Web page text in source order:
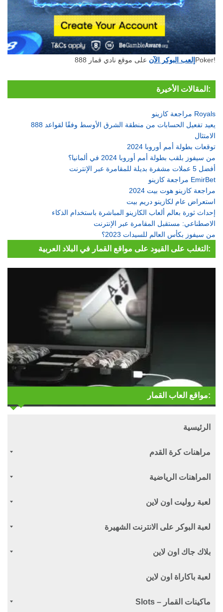
إلعب البوكر الآن على موقع نادي قمار 888Poker!
المقالات الأخيرة:
مراجعة كازينو Royals
888 يعيد تفعيل الحسابات من منطقة الشرق الأوسط وفقًا لقواعد
الامتثال
توقعات بطولة أمم أوروبا 2024
من سيفوز بلقب بطولة أمم أوروبا 2024 في ألمانيا؟
أفضل 5 عملات مشفرة بديلة للمقامرة عبر الإنترنت
مراجعة كازينو EmirBet
مراجعة كازينو هوت بيت 2024
استعراض عام لكازينو دريم بيت
إحداث ثورة بعالم ألعاب الكازينو المباشرة باستخدام الذكاء
الاصطناعي: مستقبل المقامرة عبر الإنترنت
من سيفوز بكأس العالم للسيدات 2023؟
التغلب على القيود على مواقع القمار في البلاد العربية:
مواقع العاب القمار:
الرئيسية
مراهنات كرة القدم
المراهنات الرياضية
لعبة روليت اون لاين
لعبة البوكر على الانترنت الشهيرة
بلاك جاك اون لاين
لعبة باكاراة اون لاين
ماكينات القمار – Slots